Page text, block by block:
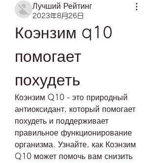
Лучший Рейтинг
2023年8月26日
Коэнзим q10
помогает
похудеть
Коэнзим Q10 - это природный
антиоксидант, который помогает
похудеть и поддерживает
правильное функционирование
организма. Узнайте, как Коэнзим
Q10 может помочь вам снизить